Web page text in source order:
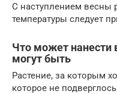
С наступлением весны
температуры следует
Что может нанести
могут быть
Растение, за которым
которое не